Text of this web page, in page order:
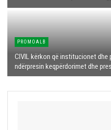
PROMOALB
CIVIL kërkon që institucionet dhe
ndërpresin keqpërdorimet dhe